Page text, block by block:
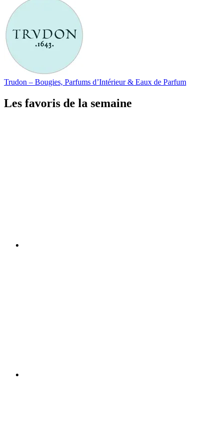
Trudon – Bougies, Parfums d’Intérieur & Eaux de Parfum
Les favoris de la semaine